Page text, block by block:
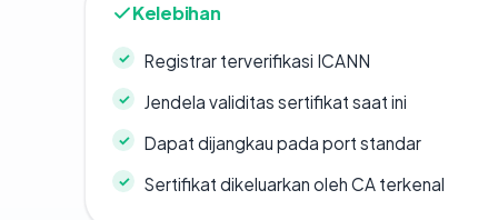
Kelebihan
Registrar terverifikasi ICANN
Jendela validitas sertifikat saat ini
Dapat dijangkau pada port standar
Sertifikat dikeluarkan oleh CA terkenal